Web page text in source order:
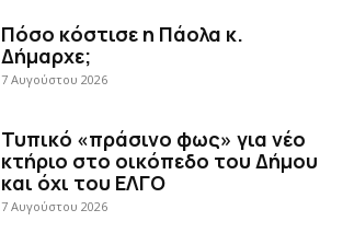
Πόσο κόστισε η Πάολα κ.
Δήμαρχε;
7 Αυγούστου 2026
Τυπικό «πράσινο φως» για νέο
κτήριο στο οικόπεδο του Δήμου
και όχι του ΕΛΓΟ
7 Αυγούστου 2026